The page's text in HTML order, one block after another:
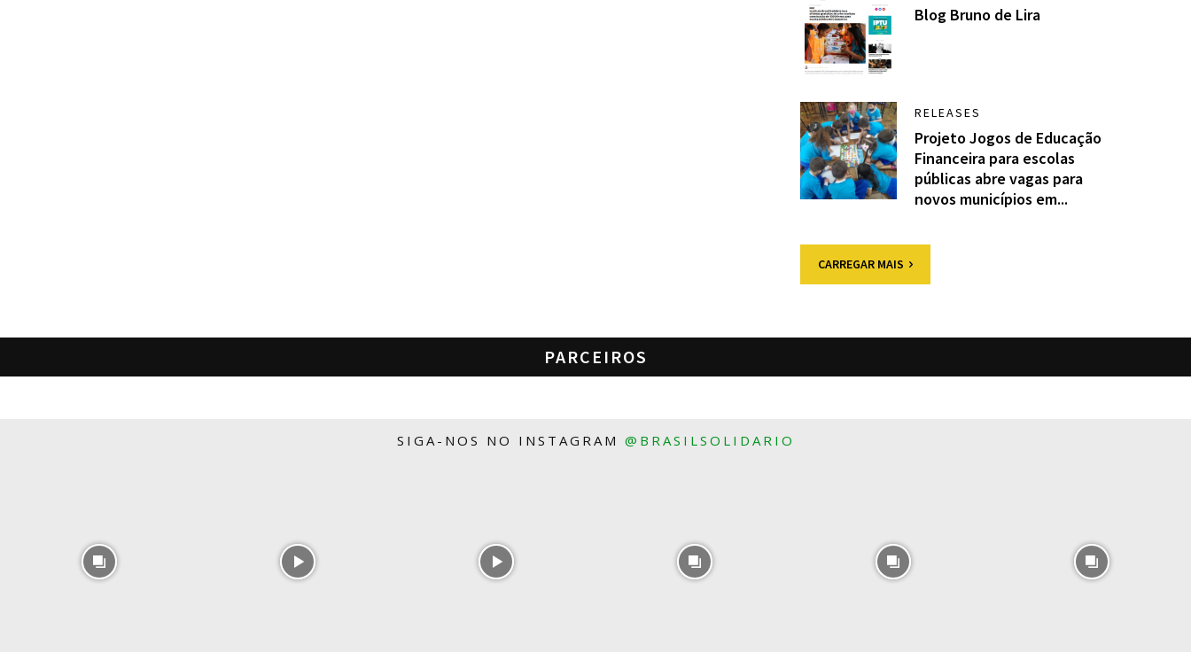
Blog Bruno de Lira
RELEASES
Projeto Jogos de Educação
Financeira para escolas
públicas abre vagas para
novos municípios em...
CARREGAR MAIS
PARCEIROS
SIGA-NOS NO INSTAGRAM @BRASILSOLIDARIO